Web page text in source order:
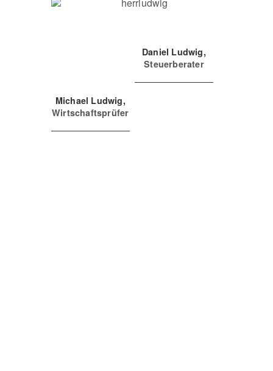
Michael Ludwig,
Wirtschaftsprüfer
Daniel Ludwig,
Steuerberater